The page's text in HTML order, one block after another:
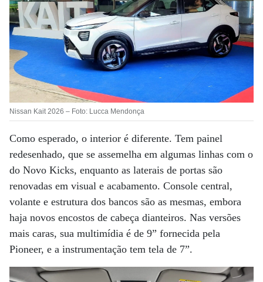
Nissan Kait 2026 – Foto: Lucca Mendonça
Como esperado, o interior é diferente. Tem painel
redesenhado, que se assemelha em algumas linhas com o
do Novo Kicks, enquanto as laterais de portas são
renovadas em visual e acabamento. Console central,
volante e estrutura dos bancos são as mesmas, embora
haja novos encostos de cabeça dianteiros. Nas versões
mais caras, sua multimídia é de 9” fornecida pela
Pioneer, e a instrumentação tem tela de 7”.